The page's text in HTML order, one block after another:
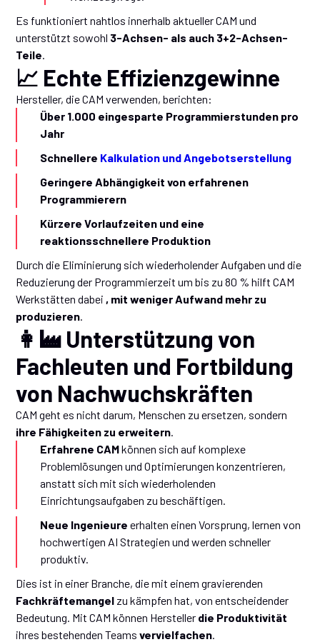
Es funktioniert nahtlos innerhalb aktueller CAM und
unterstützt sowohl 3-Achsen- als auch 3+2-Achsen-
Teile
📈 Echte Effizienzgewinne
Hersteller, die CAM verwenden, berichten:
Über 1.000 eingesparte Programmierstunden pro
Jahr
Schnellere Kalkulation und Angebotserstellung
Geringere Abhängigkeit von erfahrenen
Programmierern
Kürzere Vorlaufzeiten und eine
reaktionsschnellere Produktion
Durch die Eliminierung sich wiederholender Aufgaben und die
Reduzierung der Programmierzeit um bis zu 80 % hilft CAM
Werkstätten dabei , mit weniger Aufwand mehr zu
produzieren
👩‍🏭 Unterstützung von
Fachleuten und Fortbildung
von Nachwuchskräften
CAM geht es nicht darum, Menschen zu ersetzen, sondern
ihre Fähigkeiten zu erweitern
Erfahrene CAMkönnen sich auf komplexe
Problemlösungen und Optimierungen konzentrieren,
anstatt sich mit sich wiederholenden
Einrichtungsaufgaben zu beschäftigen.
Neue Ingenieure erhalten einen Vorsprung, lernen von
hochwertigen AI Strategien und werden schneller
produktiv.
Dies ist in einer Branche, die mit einem gravierenden
Fachkräftemangel zu kämpfen hat, von entscheidender
Bedeutung. Mit CAM können Hersteller die Produktivität
ihres bestehenden Teamsvervielfachen